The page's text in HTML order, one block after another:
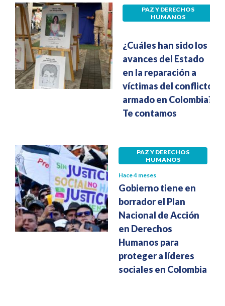
PAZ Y DERECHOS
HUMANOS
¿Cuáles han sido los
avances del Estado
en la reparación a
víctimas del conflicto
armado en Colombia?
Te contamos
PAZ Y DERECHOS
HUMANOS
Hace 4 meses
Gobierno tiene en
borrador el Plan
Nacional de Acción
en Derechos
Humanos para
proteger a líderes
sociales en Colombia